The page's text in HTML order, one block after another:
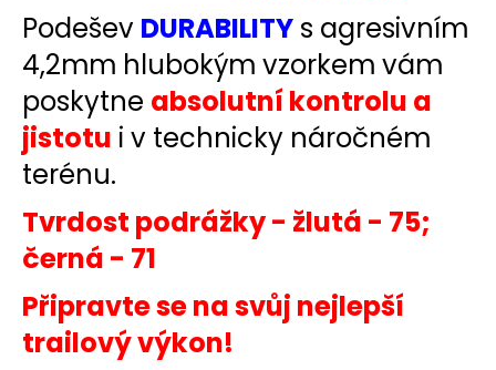
Podešev DURABILITY s agresivním
4,2mm hlubokým vzorkem vám
poskytne absolutní kontrolu a
jistotu i v technicky náročném
terénu.
Tvrdost podrážky - žlutá - 75;
černá - 71
Připravte se na svůj nejlepší
trailový výkon!